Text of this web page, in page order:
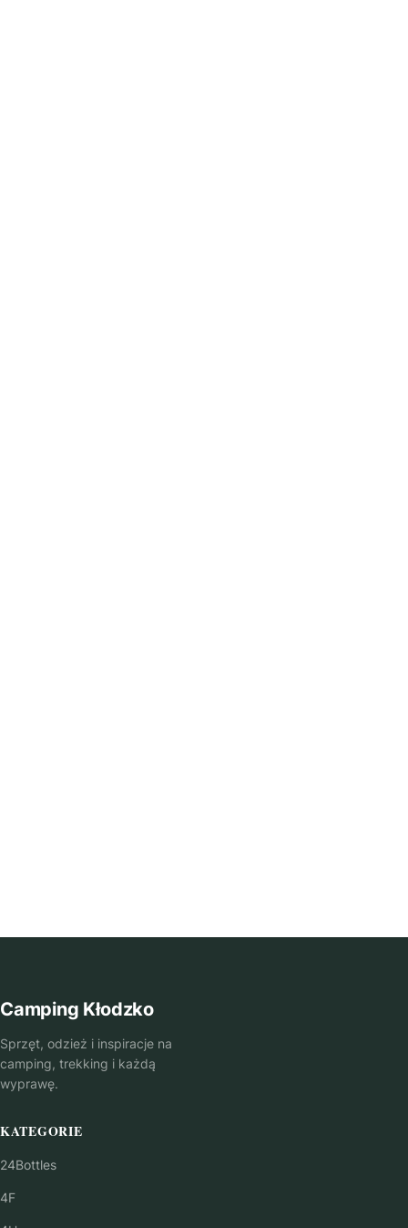
Camping Kłodzko
Sprzęt, odzież i inspiracje na
camping, trekking i każdą
wyprawę.
KATEGORIE
24Bottles
4F